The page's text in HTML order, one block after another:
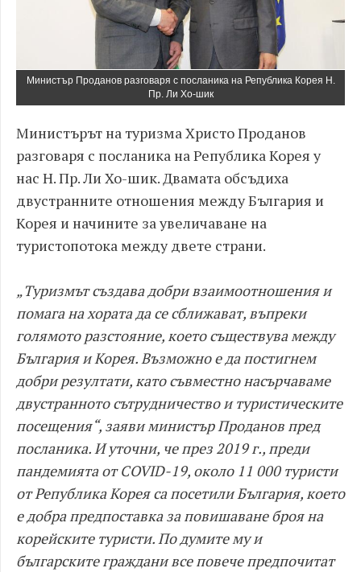
Министър Проданов разговаря с посланика на Република Корея Н.
Пр. Ли Хо-шик
Министърът на туризма Христо Проданов
разговаря с посланика на Република Корея у
нас Н. Пр. Ли Хо-шик. Двамата обсъдиха
двустранните отношения между България и
Корея и начините за увеличаване на
туристопотока между двете страни.
„Туризмът създава добри взаимоотношения и
помага на хората да се сближават, въпреки
голямото разстояние, което съществува между
България и Корея. Възможно е да постигнем
добри резултати, като съвместно насърчаваме
двустранното сътрудничество и туристическите
посещения“, заяви министър Проданов пред
посланика. И уточни, че през 2019 г., преди
пандемията от COVID-19, около 11 000 туристи
от Република Корея са посетили България, което
е добра предпоставка за повишаване броя на
корейските туристи. По думите му и
българските граждани все повече предпочитат